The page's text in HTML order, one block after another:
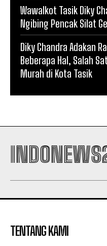
Wawalkot Tasik Diky
Ngibing Pencak Silat
Diky Chandra Adakan
Beberapa Hal, Salah
Murah di Kota Tasik
TENTANG KAMI